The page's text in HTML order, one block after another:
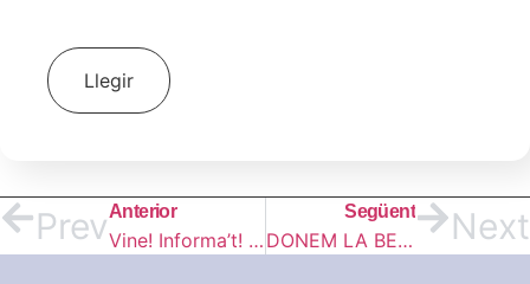
Llegir
PrevAnterior
Vine! Informa’t! Jornada de Portes Obertes 2024
Següent
DONEM LA BENVINGUDA AL REI CARNESTOLTES! Next